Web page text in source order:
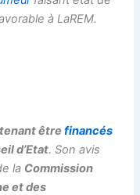
à LaREM.
êtrefinancés
d’Etat. Son avis
la Commission
et des